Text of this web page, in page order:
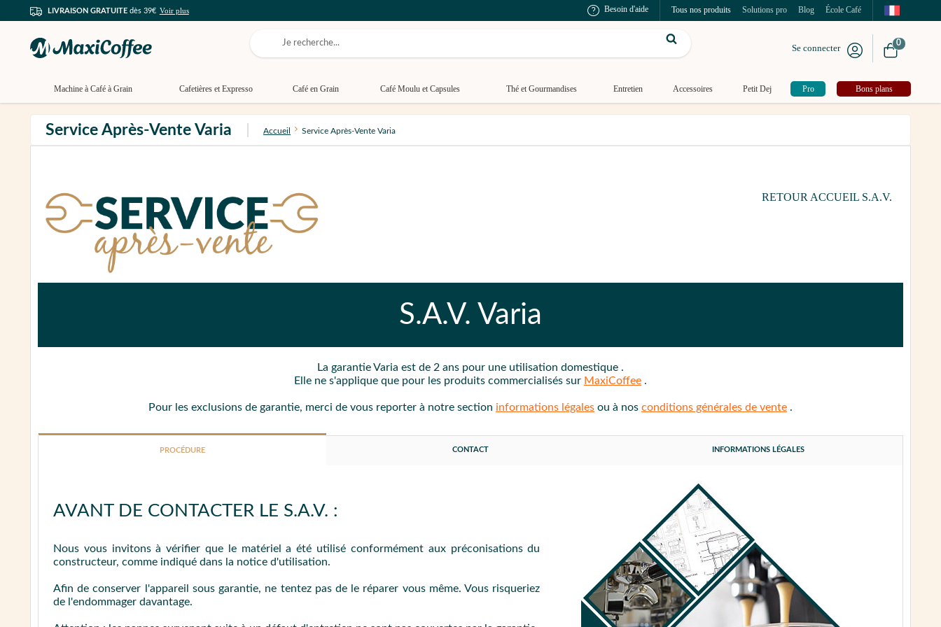
LIVRAISON GRATUITE dès 39€ Voir plus Besoin d'aide Tous nos produits Solutions pro Blog École Café
Se connecter 0
Machine à Café à Grain Cafetières et Expresso Café en Grain Café Moulu et Capsules Thé et Gourmandises Entretien Accessoires Petit Dej Pro Bons plans
Service Après-Vente Varia Accueil Service Après-Vente Varia
RETOUR ACCUEIL S.A.V.
S.A.V. Varia
La garantieVaria est de 2 ans pour une utilisation domestique .
Elle ne s'applique que pour les produits commercialisés sur MaxiCoffee .
Pour les exclusions de garantie, merci de vous reporter à notre section informations légales ou à nos conditions générales de vente .
PROCÉDURE CONTACT INFORMATIONS LÉGALES
AVANT DE CONTACTER LE S.A.V. :
Nous vous invitons à vérifier que le matériel a été utilisé conformément aux préconisations du
constructeur, comme indiqué dans la notice d'utilisation.
Afin de conserver l'appareil sous garantie, ne tentez pas de le réparer vous même. Vous risqueriez
de l'endommager davantage.